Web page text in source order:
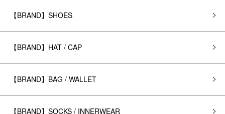
【BRAND】SHOES
【BRAND】HAT / CAP
【BRAND】BAG / WALLET
【BRAND】SOCKS / INNERWEAR